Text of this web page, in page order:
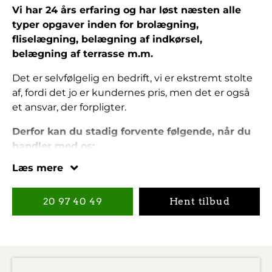
Vi har 24 års erfaring og har løst næsten alle
typer opgaver inden for brolægning,
fliselægning, belægning af indkørsel,
belægning af terrasse m.m.
Det er selvfølgelig en bedrift, vi er ekstremt stolte
af, fordi det jo er kundernes pris, men det er også
et ansvar, der forpligter.
Derfor kan du stadig forvente følgende, når du
handler med os:
Et hurtigt, men super gennemarbejdet tilbud
uden overraskelser på din opgave.
En rimelig pris, der ikke er steget, bare fordi vi
har papir på, at vi er blandt Danmarks bedste
mindst til den pris, der er aftalt inden opstart.
Læs mere
20 97 40 49 Hent tilbud